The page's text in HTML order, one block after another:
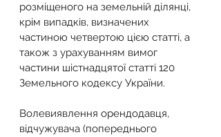
розміщеного на земельній ділянці,
крім випадків, визначених
частиною четвертою цією статті, а
також з урахуванням вимог
частини шістнадцятої статті 120
Земельного кодексу України.
Волевиявлення орендодавця,
відчужувача (попереднього